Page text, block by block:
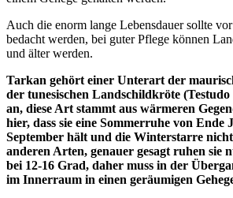
Auch die enorm lange Lebensdauer sollte
bedacht werden, bei guter Pflege können
und älter werden.
Tarkan gehört einer Unterart der
der tunesischen Landschildkröte (Testudo
an, diese Art stammt aus wärmeren
hier, dass sie eine Sommerruhe von Ende
September hält und die Winterstarre
anderen Arten, genauer gesagt ruhen sie
bei 12-16 Grad, daher muss in der
im Innerraum in einen geräumigen